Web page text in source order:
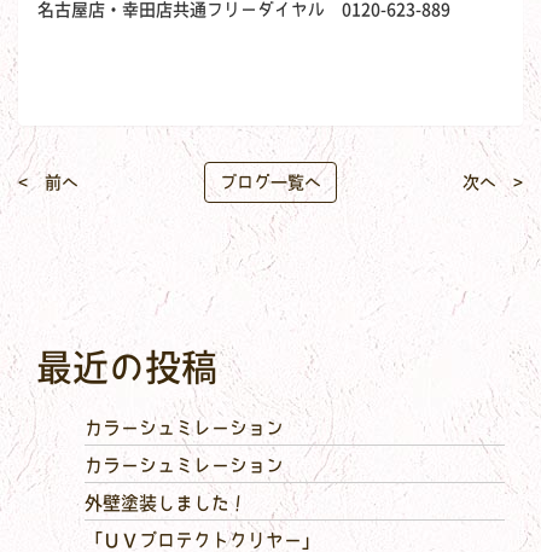
名古屋店・幸田店共通フリーダイヤル 0120-623-889
< 前へ ブログ一覧へ 次へ >
最近の投稿
カラーシュミレーション
カラーシュミレーション
外壁塗装しました！
「ＵＶプロテクトクリヤー」